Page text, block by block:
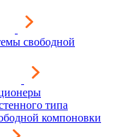
свободной
типа
компоновки